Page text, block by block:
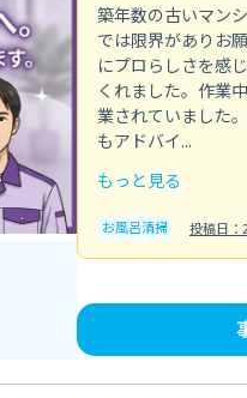
築年数の古いマン
では限界がありお
にプロらしさを感
くれました。作業
業されていました
もアドバイ...
もっと見る
お風呂清掃 投稿日：